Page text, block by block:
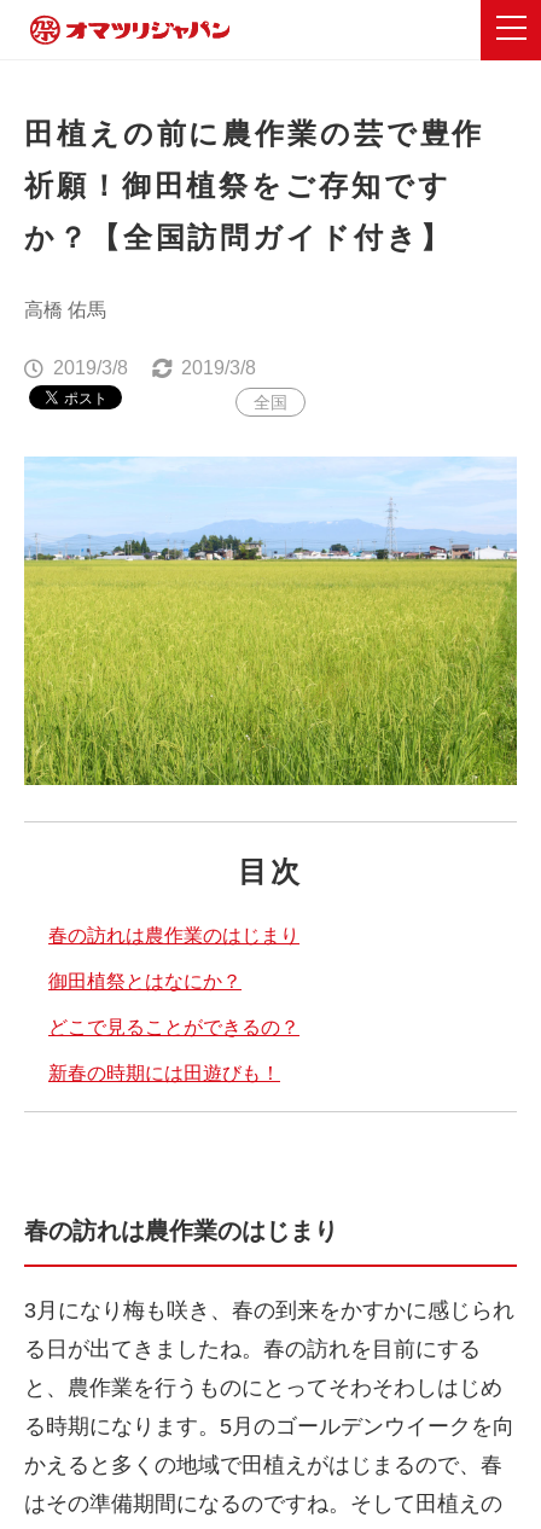
田植えの前に農作業の芸で豊作
祈願！御田植祭をご存知です
か？【全国訪問ガイド付き】
高橋 佑馬
2019/3/8 2019/3/8
全国
目次
春の訪れは農作業のはじまり
御田植祭とはなにか？
どこで見ることができるの？
新春の時期には田遊びも！
春の訪れは農作業のはじまり
3月になり梅も咲き、春の到来をかすかに感じられ
る日が出てきましたね。春の訪れを目前にする
と、農作業を行うものにとってそわそわしはじめ
る時期になります。5月のゴールデンウイークを向
かえると多くの地域で田植えがはじまるので、春
はその準備期間になるのですね。そして田植えの